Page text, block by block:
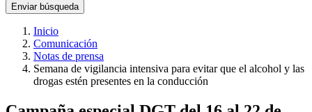
Enviar búsqueda
Inicio
Comunicación
Notas de prensa
Semana de vigilancia intensiva para evitar que el alcohol y las
drogas estén presentes en la conducción